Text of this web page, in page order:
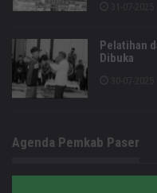
Pelatihan
Dibuka
Agenda Pemkab Paser